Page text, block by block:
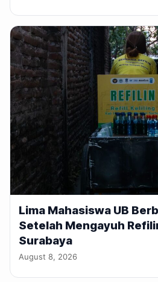
Lima Mahasiswa UB
Setelah Mengayuh
Surabaya
August 8, 2026